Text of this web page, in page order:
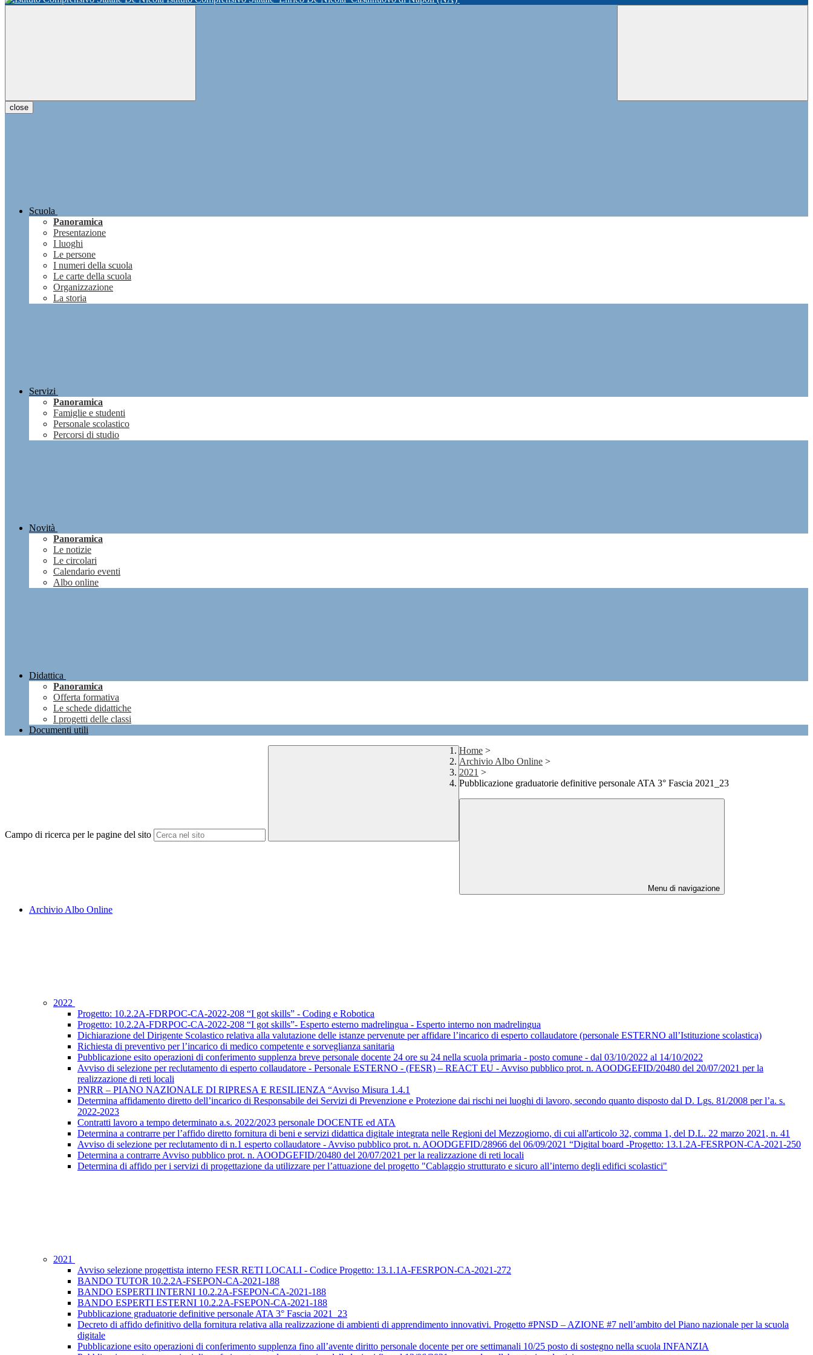
close
Scuola
Panoramica
Presentazione
I luoghi
Le persone
I numeri della scuola
Le carte della scuola
Organizzazione
La storia
Servizi
Panoramica
Famiglie e studenti
Personale scolastico
Percorsi di studio
Novità
Panoramica
Le notizie
Le circolari
Calendario eventi
Albo online
Didattica
Panoramica
Offerta formativa
Le schede didattiche
I progetti delle classi
Documenti utili
Campo di ricerca per le pagine del sito
Home >
Archivio Albo Online >
2021 >
Pubblicazione graduatorie definitive personale ATA 3° Fascia 2021_23
Menu di navigazione
Archivio Albo Online
2022
Progetto: 10.2.2A-FDRPOC-CA-2022-208 “I got skills” - Coding e Robotica
Progetto: 10.2.2A-FDRPOC-CA-2022-208 “I got skills”- Esperto esterno madrelingua - Esperto interno non madrelingua
Dichiarazione del Dirigente Scolastico relativa alla valutazione delle istanze pervenute per affidare l’incarico di esperto collaudatore (personale ESTERNO all’Istituzione scolastica)
Richiesta di preventivo per l’incarico di medico competente e sorveglianza sanitaria
Pubblicazione esito operazioni di conferimento supplenza breve personale docente 24 ore su 24 nella scuola primaria - posto comune - dal 03/10/2022 al 14/10/2022
Avviso di selezione per reclutamento di esperto collaudatore - Personale ESTERNO - (FESR) – REACT EU - Avviso pubblico prot. n. AOODGEFID/20480 del 20/07/2021 per la
realizzazione di reti locali
PNRR – PIANO NAZIONALE DI RIPRESA E RESILIENZA “Avviso Misura 1.4.1
Determina affidamento diretto dell’incarico di Responsabile dei Servizi di Prevenzione e Protezione dai rischi nei luoghi di lavoro, secondo quanto disposto dal D. Lgs. 81/2008 per l’a. s.
2022-2023
Contratti lavoro a tempo determinato a.s. 2022/2023 personale DOCENTE ed ATA
Determina a contrarre per l’affido diretto fornitura di beni e servizi didattica digitale integrata nelle Regioni del Mezzogiorno, di cui all'articolo 32, comma 1, del D.L. 22 marzo 2021, n. 41
Avviso di selezione per reclutamento di n.1 esperto collaudatore - Avviso pubblico prot. n. AOODGEFID/28966 del 06/09/2021 “Digital board -Progetto: 13.1.2A-FESRPON-CA-2021-250
Determina a contrarre Avviso pubblico prot. n. AOODGEFID/20480 del 20/07/2021 per la realizzazione di reti locali
Determina di affido per i servizi di progettazione da utilizzare per l’attuazione del progetto "Cablaggio strutturato e sicuro all’interno degli edifici scolastici"
2021
Avviso selezione progettista interno FESR RETI LOCALI - Codice Progetto: 13.1.1A-FESRPON-CA-2021-272
BANDO TUTOR 10.2.2A-FSEPON-CA-2021-188
BANDO ESPERTI INTERNI 10.2.2A-FSEPON-CA-2021-188
BANDO ESPERTI ESTERNI 10.2.2A-FSEPON-CA-2021-188
Pubblicazione graduatorie definitive personale ATA 3° Fascia 2021_23
Decreto di affido definitivo della fornitura relativa alla realizzazione di ambienti di apprendimento innovativi. Progetto #PNSD – AZIONE #7 nell’ambito del Piano nazionale per la scuola
digitale
Pubblicazione esito operazioni di conferimento supplenza fino all’avente diritto personale docente per ore settimanali 10/25 posto di sostegno nella scuola INFANZIA